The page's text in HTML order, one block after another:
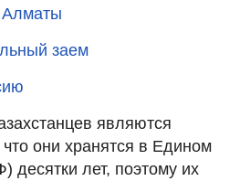
Алматы
заем
являются
они хранятся в Едином
лет, поэтому их